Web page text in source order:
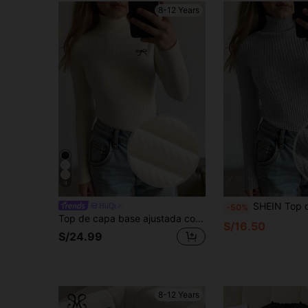
8-12 Years
4
Top de capa base ajustada con textura de punto de cuello alto informal para niñas preadolescentes, versátil para otoño/invierno
S/24.99
-50% SHEIN Top de punto acanalado de cuello alto ajustada para
S/16.50
8-12 Years